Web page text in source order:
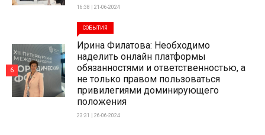
16:38 | 21-06-2024
СОБЫТИЯ
Ирина Филатова: Необходимо
наделить онлайн платформы
обязанностями и ответственностью, а
не только правом пользоваться
привилегиями доминирующего
положения
23:31 | 26-06-2024
6